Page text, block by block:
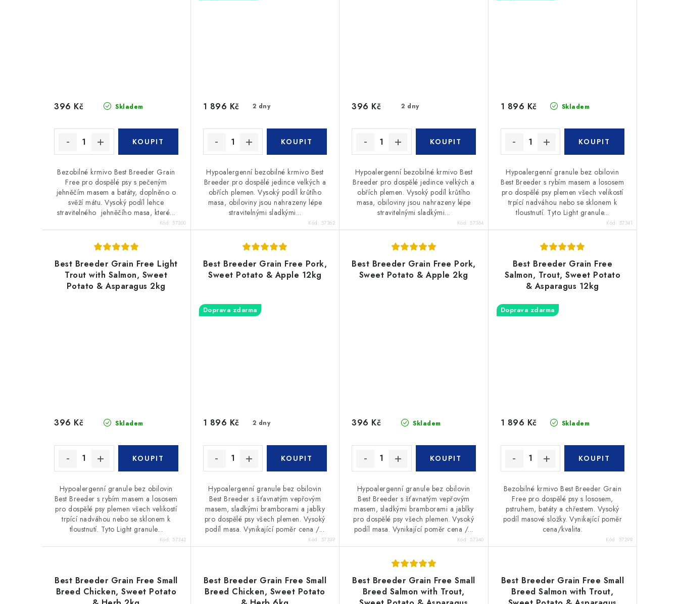
Skladem
396 Kč
Bezobilné krmivo Best Breeder Grain
Free pro dospělé psy s pečeným
jehněčím masem a batáty, doplněno o
svěží mátu. Vysoký podíl lehce
stravitelného jehněčího masa, které...
Kód: 57300
2 dny
1 896 Kč
Hypoalergenní bezobilné krmivo Best
Breeder pro dospělé jedince velkých a
obřích plemen. Vysoký podíl krůtího
masa, obiloviny jsou nahrazeny lépe
stravitelnými sladkými...
Kód: 57362
2 dny
396 Kč
Hypoalergenní bezobilné krmivo Best
Breeder pro dospělé jedince velkých a
obřích plemen. Vysoký podíl krůtího
masa, obiloviny jsou nahrazeny lépe
stravitelnými sladkými...
Kód: 57364
Skladem
1 896 Kč
Hypoalergenní granule bez obilovin
Best Breeder s rybím masem a lososem
pro dospělé psy plemen všech velikostí
trpící nadváhou nebo se sklonem k
tloustnutí. Tyto Light granule...
Kód: 57341
Best Breeder Grain Free Light
Trout with Salmon, Sweet
Potato & Asparagus 2kg
Skladem
396 Kč
Hypoalergenní granule bez obilovin
Best Breeder s rybím masem a lososem
pro dospělé psy plemen všech velikostí
trpící nadváhou nebo se sklonem k
tloustnutí. Tyto Light granule...
Kód: 57342
Best Breeder Grain Free Pork,
Sweet Potato & Apple 12kg
Doprava zdarma
2 dny
1 896 Kč
Hypoalergenní granule bez obilovin
Best Breeder s šťavnatým vepřovým
masem, sladkými bramborami a jablky
pro dospělé psy všech plemen. Vysoký
podíl masa. Vynikající poměr cena /...
Kód: 57339
Best Breeder Grain Free Pork,
Sweet Potato & Apple 2kg
Skladem
396 Kč
Hypoalergenní granule bez obilovin
Best Breeder s šťavnatým vepřovým
masem, sladkými bramborami a jablky
pro dospělé psy všech plemen. Vysoký
podíl masa. Vynikající poměr cena /...
Kód: 57340
Best Breeder Grain Free
Salmon, Trout, Sweet Potato
& Asparagus 12kg
Doprava zdarma
Skladem
1 896 Kč
Bezobilné krmivo Best Breeder Grain
Free pro dospělé psy s lososem,
pstruhem, batáty a chřestem. Vysoký
podíl masové složky. Vynikající poměr
cena/kvalita.
Kód: 57299
Best Breeder Grain Free Small
Breed Chicken, Sweet Potato
Best Breeder Grain Free Small
Breed Chicken, Sweet Potato
Best Breeder Grain Free Small
Breed Salmon with Trout,
Best Breeder Grain Free Small
Breed Salmon with Trout,